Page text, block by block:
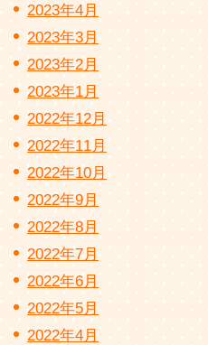
2023年4月
2023年3月
2023年2月
2023年1月
2022年12月
2022年11月
2022年10月
2022年9月
2022年8月
2022年7月
2022年6月
2022年5月
2022年4月